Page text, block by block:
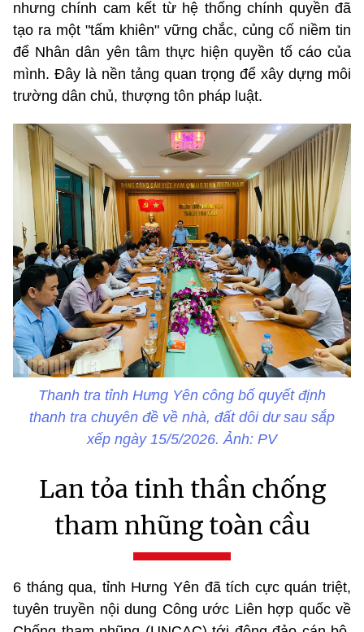
nhưng chính cam kết từ hệ thống chính quyền đã
tạo ra một "tấm khiên" vững chắc, củng cố niềm tin
để Nhân dân yên tâm thực hiện quyền tố cáo của
mình. Đây là nền tảng quan trọng để xây dựng môi
trường dân chủ, thượng tôn pháp luật.
Thanh tra tỉnh Hưng Yên công bố quyết định
thanh tra chuyên đề về nhà, đất dôi dư sau sắp
xếp ngày 15/5/2026. Ảnh: PV
Lan tỏa tinh thần chống
tham nhũng toàn cầu
6 tháng qua, tỉnh Hưng Yên đã tích cực quán triệt,
tuyên truyền nội dung Công ước Liên hợp quốc về